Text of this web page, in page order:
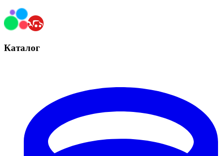
Каталог